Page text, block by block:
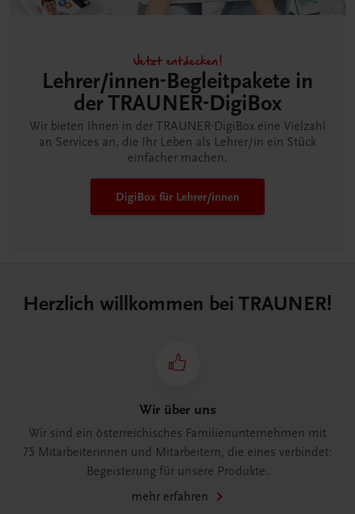
Jetzt entdecken!
Lehrer/innen-Begleitpakete in
der TRAUNER-DigiBox
Wir bieten Ihnen in der TRAUNER-DigiBox eine Vielzahl
an Services an, die Ihr Leben als Lehrer/in ein Stück
einfacher machen.
DigiBox für Lehrer/innen
Herzlich willkommen bei TRAUNER!
Wir über uns
Wir sind ein österreichisches Familienunternehmen mit
75 Mitarbeiterinnen und Mitarbeitern, die eines verbindet:
Begeisterung für unsere Produkte.
mehr erfahren